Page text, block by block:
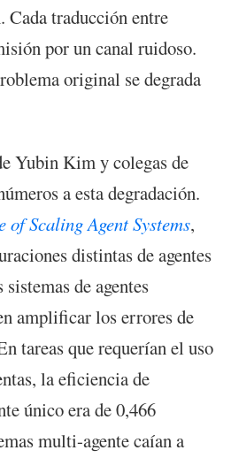
traducción entre
por un canal ruidoso.
original se degrada
Yubin Kim y colegas de
a esta degradación.
of Scaling Agent Systems,
distintas de agentes
de agentes
amplificar los errores de
tareas que requerían el uso
la eficiencia de
único era de 0,466
multi-agente caían a